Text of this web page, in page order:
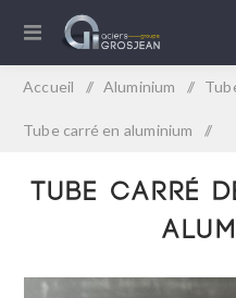
Accueil / Aluminium /
Tube carré en aluminium /
Tube carré de 15x15x2mm en
Tube carré